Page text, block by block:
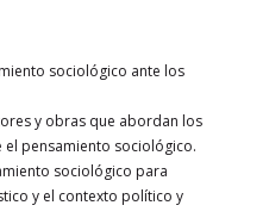
sociológico ante los
y obras que abordan los
pensamiento sociológico.
sociológico para
y el contexto político y